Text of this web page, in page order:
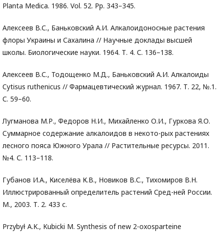
Planta Medica. 1986. Vol. 52. Pp. 343–345.
Алексеев В.С., Баньковский А.И. Алкалоидоносные растения
флоры Украины и Сахалина // Научные доклады высшей
школы. Биологические науки. 1964. Т. 4. С. 136–138.
Алексеев В.С., Тодощенко М.Д., Баньковский А.И. Алкалоиды
Cytisus ruthenicus // Фармацевтический журнал. 1967. Т. 22, №.1.
С. 59–60.
Лугманова М.Р., Федоров Н.И., Михайленко О.И., Гуркова Я.О.
Суммарное содержание алкалоидов в некото-рых растениях
лесного пояса Южного Урала // Растительные ресурсы. 2011.
№4. С. 113–118.
Губанов И.А., Киселёва К.В., Новиков В.С., Тихомиров В.Н.
Иллюстрированный определитель растений Сред-ней России.
М., 2003. Т. 2. 433 с.
Przybył A.K., Kubicki M. Synthesis of new 2-oxosparteine